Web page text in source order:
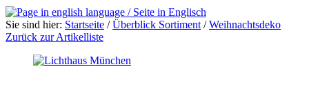
Sie sind hier: Startseite /Überblick Sortiment /Weihnachtsdeko
Zurück zur Artikelliste